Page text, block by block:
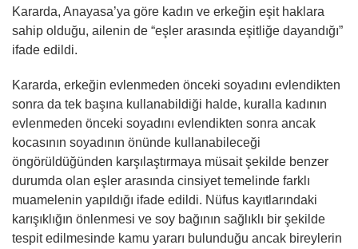
Kararda, Anayasa’ya göre kadın ve erkeğin eşit haklara
sahip olduğu, ailenin de “eşler arasında eşitliğe dayandığı”
ifade edildi.
Kararda, erkeğin evlenmeden önceki soyadını evlendikten
sonra da tek başına kullanabildiği halde, kuralla kadının
evlenmeden önceki soyadını evlendikten sonra ancak
kocasının soyadının önünde kullanabileceği
öngörüldüğünden karşılaştırmaya müsait şekilde benzer
durumda olan eşler arasında cinsiyet temelinde farklı
muamelenin yapıldığı ifade edildi. Nüfus kayıtlarındaki
karışıklığın önlenmesi ve soy bağının sağlıklı bir şekilde
tespit edilmesinde kamu yararı bulunduğu ancak bireylerin